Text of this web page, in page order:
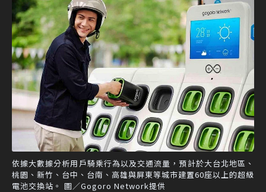
依據大數據分析用戶騎乘行為以及交通流量，預計於大台北地區、
桃園、新竹、台中、台南、高雄與屏東等城市建置60座以上的超級
電池交換站。 圖／Gogoro Network提供